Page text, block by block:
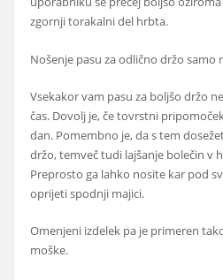
zgornji torakalni del hrbta.
Nošenje pasu za odlično držo samo
Vsekakor vam pasu za boljšo držo
čas. Dovolj je, če tovrstni
dan. Pomembno je, da s tem
držo, temveč tudi lajšanje bolečin v
Preprosto ga lahko nosite kar pod
oprijeti spodnji majici.
Omenjeni izdelek pa je primeren
moške.